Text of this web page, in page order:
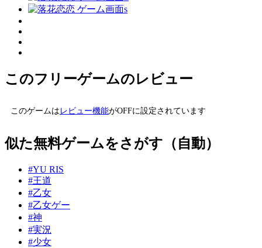
このフリーゲームのレビュー
このゲームは レビュー機能がOFFに設定されています
似た無料ゲームをさがす（自動）
#YU RIS
#王道
#乙女
#乙女ゲー
#神
#実況
#少女